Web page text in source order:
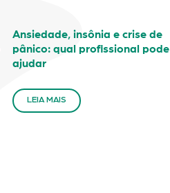
Ansiedade, insônia e crise de
pânico: qual profissional pode
ajudar
LEIA MAIS